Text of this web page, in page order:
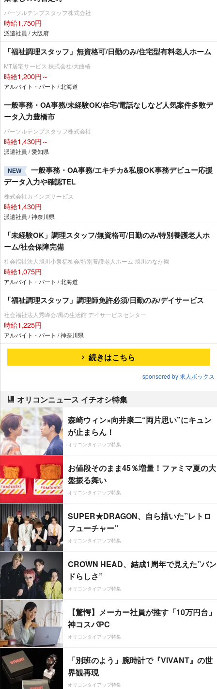
パーソルテンプスタッフ株式会社
時給1,750円
派遣社員 / 大阪府
「福祉調理スタッフ」無資格可/日勤のみ/住宅型有料老人ホーム
MT居宅サービス 株式会社/大曲椿
時給1,200円～
アルバイト・パート / 北海道
一般事務・OA事務/未経験OK/在宅/電話なしなど人気案件多数デ
ータ入力豊橋市
パーソルテンプスタッフ株式会社
時給1,430円～
派遣社員 / 愛知県
NEW
一般事務・OA事務/エキチカ&私服OK事務デビュー応援
データ入力や確認TEL
株式会社カインズサービス
時給1,430円
派遣社員 / 神奈川県
「未経験OK」調理スタッフ/無資格可/日勤のみ/特別養護老人ホ
ーム/社会保障完備
社会福祉法人旭川小泉福祉会/特別養護老人ホーム 旭川のなか園
時給1,075円
アルバイト・パート / 北海道
「福祉調理スタッフ」調理師免許必須/日勤のみ/デイサービス
社会福祉法人秀峰会/風の生活館 デイサービスセンター
時給1,225円
アルバイト・パート / 神奈川県
続きはこちら
sponsored by 求人ボックス
オリコンニュース イチオシ特集
森崎ウィン×向井康二“両片思い”にキュン
が止まらん！
オリコンタイアップ特集
お値段そのまま45％増量！ファミマ夏の大
盤振る舞い
オリコンタイアップ特集
SUPER★DRAGON、自ら描いた”レトロ
フューチャー”
オリコンタイアップ特集
CROWN HEAD、結成1周年で見えた”バン
ドらしさ”
オリコンタイアップ特集
【驚愕】メーカー社員が推す「10万円台」
神コスパPC
オリコンタイアップ特集
「別班のよう」腕時計で『VIVANT』の世
界観再現
オリコンタイアップ特集